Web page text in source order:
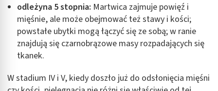
odleżyna 5 stopnia: Martwica zajmuje powięź i
mięśnie, ale może obejmować też stawy i kości;
powstałe ubytki mogą łączyć się ze sobą; w ranie
znajdują się czarnobrązowe masy rozpadających się
tkanek.
W stadium IV i V, kiedy doszło już do odsłonięcia mięśni